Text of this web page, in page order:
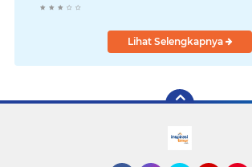
Lihat Selengkapnya